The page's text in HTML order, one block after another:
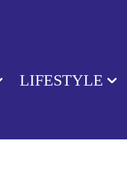
LIFESTYLE